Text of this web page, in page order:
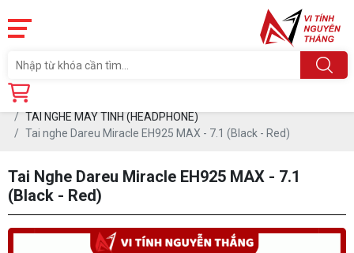
Trang chủ
TAI NGHE MÁY TÍNH (HEADPHONE)
Tai nghe Dareu Miracle EH925 MAX - 7.1 (Black - Red)
Tai Nghe Dareu Miracle EH925 MAX - 7.1
(Black - Red)